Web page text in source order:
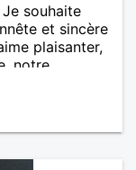
souhaite
et sincère
plaisanter,
notre
de
se détendre
C'est difficile
vous